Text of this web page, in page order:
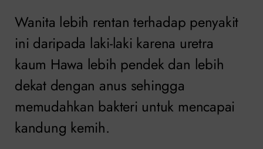
Wanita lebih rentan terhadap penyakit
ini daripada laki-laki karena uretra
kaum Hawa lebih pendek dan lebih
dekat dengan anus sehingga
memudahkan bakteri untuk mencapai
kandung kemih.